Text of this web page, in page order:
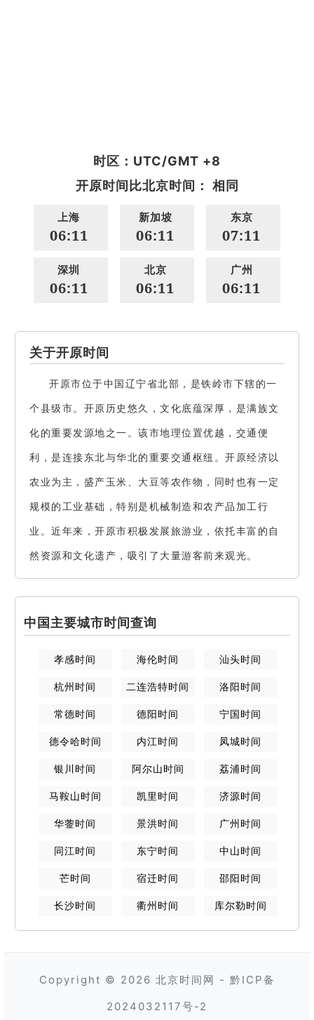
时区：UTC/GMT +8
开原时间比北京时间： 相同
上海
06:11
新加坡
06:11
东京
07:11
深圳
06:11
北京
06:11
广州
06:11
关于开原时间
开原市位于中国辽宁省北部，是铁岭市下辖的一
个县级市。开原历史悠久，文化底蕴深厚，是满族文
化的重要发源地之一。该市地理位置优越，交通便
利，是连接东北与华北的重要交通枢纽。开原经济以
农业为主，盛产玉米、大豆等农作物，同时也有一定
规模的工业基础，特别是机械制造和农产品加工行
业。近年来，开原市积极发展旅游业，依托丰富的自
然资源和文化遗产，吸引了大量游客前来观光。
中国主要城市时间查询
孝感时间 海伦时间 汕头时间
杭州时间 二连浩特时间 洛阳时间
常德时间 德阳时间 宁国时间
德令哈时间 内江时间 凤城时间
银川 时间 阿尔山时间 荔浦时间
马鞍山时间 凯里 时间 济源时间
华蓥时间 景洪时间 广州时间
同江时间 东宁时间 中山时间
芒时间 宿迁时间 邵阳时间
长沙时间 衢州时间 库尔勒时间
Copyright © 2026 北京时间网 - 黔ICP备
2024032117号-2